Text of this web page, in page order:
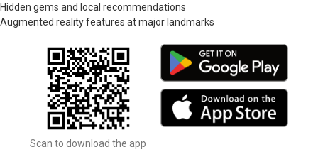
Hidden gems and local recommendations
Augmented reality features at major landmarks
Scan to download the app